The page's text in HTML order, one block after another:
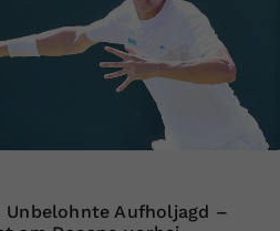
Unbelohnte Aufholjagd –